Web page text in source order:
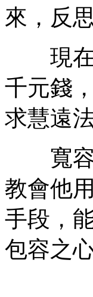
來，反
現在
千元錢
求慧遠
寬容
教會他
手段，
包容之